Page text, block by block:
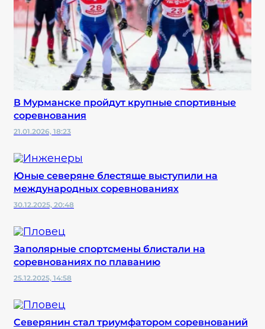
В Мурманске пройдут крупные спортивные
соревнования
21.01.2026, 18:23
Юные северяне блестяще выступили на
международных соревнованиях
30.12.2025, 20:48
Заполярные спортсмены блистали на
соревнованиях по плаванию
25.12.2025, 14:58
Северянин стал триумфатором соревнований